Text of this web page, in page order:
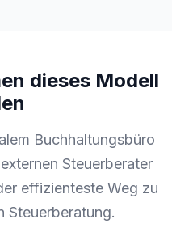
dieses Modell
Buchhaltungsbüro
Steuerberater
effizienteste Weg zu
Steuerberatung.